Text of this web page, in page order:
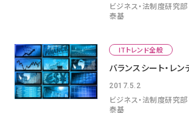
ビジネス・法制度研究
泰基
ITトレンド全般
バランスシート・レ
2017.5.2
ビジネス・法制度研究
泰基